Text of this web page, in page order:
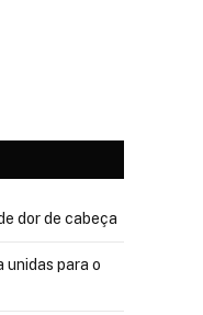
dor de cabeça
unidas para o